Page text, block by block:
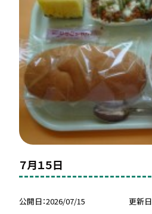
７月１５日
公開日 2026/07/15 更新日